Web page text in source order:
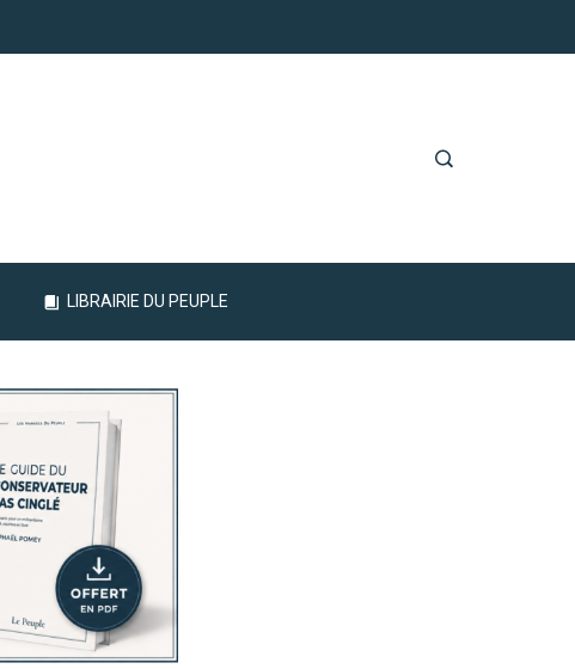
LIBRAIRIE DU PEUPLE